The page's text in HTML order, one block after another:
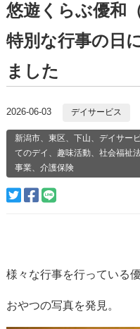
悠遊くらぶ優和
特別な行事の日
ました
2026-06-03 デイサービス
新潟市、東区、下山、デイサー
てのデイ、趣味活動、社会福祉
事業、介護保険
様々な行事を行っている優
おやつの写真を発見。